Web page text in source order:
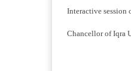
Interactive session
Chancellor of Iqra